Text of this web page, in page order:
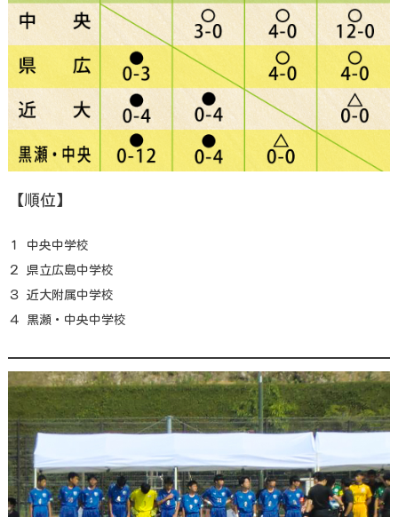
【順位】
１ 中央中学校
２ 県立広島中学校
３ 近大附属中学校
４ 黒瀬・中央中学校